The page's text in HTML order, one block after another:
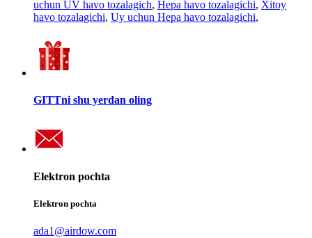
uchun UV havo tozalagich, Hepa havo tozalagichi, Xitoy
havo tozalagichi, Uy uchun Hepa havo tozalagichi,
GITTni shu yerdan oling
Elektron pochta
Elektron pochta
ada1@airdow.com